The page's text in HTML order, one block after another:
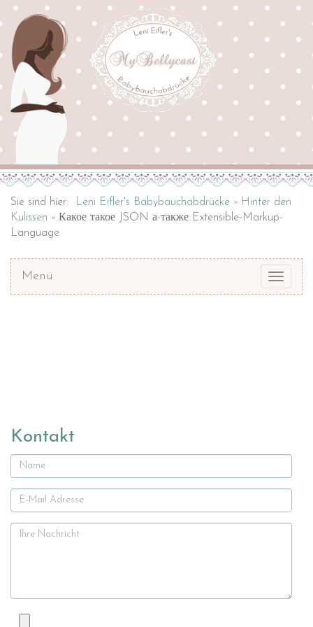
Sie sind hier: Leni Eifler's Babybauchabdrücke
Hinter den
Kulissen
Какое такое JSON а-также Extensible-Markup-
Language
Toggle
Menü
Kontakt
Name
E-
Mail
Ihre
Datei